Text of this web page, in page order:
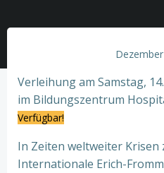
Verleihung am Samstag,
im Bildungszentrum
Verfügbar!
In Zeiten weltweiter Krisen
Internationale Erich-